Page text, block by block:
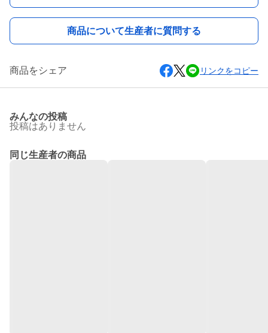
商品について生産者に質問する
商品をシェア リンクをコピー
みんなの投稿
投稿はありません
同じ生産者の商品